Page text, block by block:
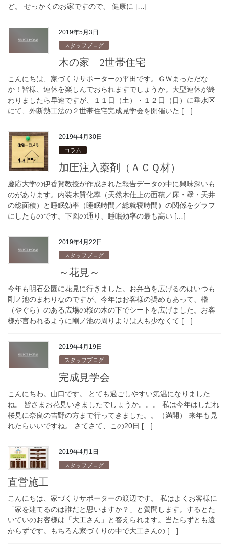
ど。 せっかくのお家ですので、 健康に […]
2019年5月3日
スタッフブログ
木の家 2世帯住宅
こんにちは、家づくりサポーターの平田です。ＧＷまっただな
か！皆様、連休を楽しんでおられますでしょうか。大型連休が終
わりましたら早速ですが、１１日（土）・１２日（日）に垂水区
にて、外断熱工法の２世帯住宅完成見学会を開催いた […]
2019年4月30日
コラム
加圧注入薬剤（ＡＣＱ材）
慶応大学の伊香賀教授が作成された報告データの中に興味深いも
のがあります。内装木質化率（天然木仕上の面積／床・壁・天井
の総面積）と睡眠効率（睡眠時間／総就寝時間）の関係をグラフ
にしたものです。下図の通り、睡眠効率の最も高い […]
2019年4月22日
スタッフブログ
～花見～
今年も明石公園に花見に行きました。お弁当を広げるのはいつも
剛ノ池のまわりなのですが、今年はお客様の奨めもあって、櫓
（やぐら）のある広場の桜の木の下でシートを広げました。お客
様が言われるように剛ノ池の周りよりは人も少なくて […]
2019年4月19日
スタッフブログ
完成見学会
こんにちわ。山口です。 とても過ごしやすい気温になりました
ね。 皆さまお花見いきましたでしょうか。。。 私は今年はしだれ
桜見に奈良の吉野の方まで行ってきました。。（満開） 来年も見
れたらいいですね。 さてさて、この20日 […]
2019年4月1日
スタッフブログ
直営施工
こんにちは、家づくりサポーターの渡辺です。 私はよくお客様に
「家を建てるのは誰だと思いますか？」と質問します。するとた
いていのお客様は「大工さん」と答えられます。当たらずとも遠
からずです。もちろん家づくりの中で大工さんの […]